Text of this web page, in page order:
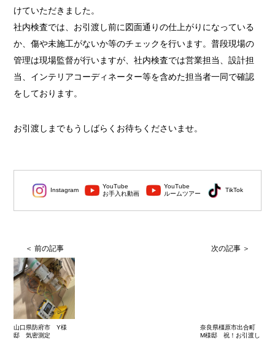
けていただきました。
社内検査では、お引渡し前に図面通りの仕上がりになっている
か、傷や未施工がないか等のチェックを行います。普段現場の
管理は現場監督が行いますが、社内検査では営業担当、設計担
当、インテリアコーディネーター等を含めた担当者一同で確認
をしております。
お引渡しまでもうしばらくお待ちくださいませ。
Instagram
YouTube
お手入れ動画
YouTube
ルームツアー
TikTok
山口県防府市 Y様
邸 気密測定
奈良県橿原市出合町
M様邸 祝！お引渡し